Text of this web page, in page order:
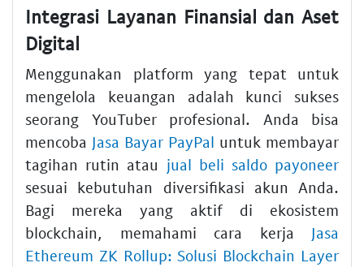
Integrasi Layanan Finansial dan Aset
Digital
Menggunakan platform yang tepat untuk
mengelola keuangan adalah kunci sukses
seorang YouTuber profesional. Anda bisa
mencoba Jasa Bayar PayPal untuk membayar
tagihan rutin atau jual beli saldo payoneer
sesuai kebutuhan diversifikasi akun Anda.
Bagi mereka yang aktif di ekosistem
blockchain, memahami cara kerja Jasa
Ethereum ZK Rollup: Solusi Blockchain Layer